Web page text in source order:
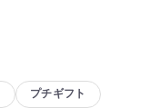
プチギフト